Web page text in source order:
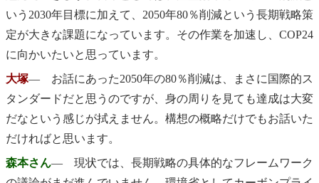
いう2030年目標に加えて、2050年80％削減という長期戦略策
定が大きな課題になっています。その作業を加速し、COP24
に向かいたいと思っています。
大塚― お話にあった2050年の80％削減は、まさに国際的ス
タンダードだと思うのですが、身の周りを見ても達成は大変
だなという感じが拭えません。構想の概略だけでもお話いた
だければと思います。
森本さん― 現状では、長期戦略の具体的なフレームワーク